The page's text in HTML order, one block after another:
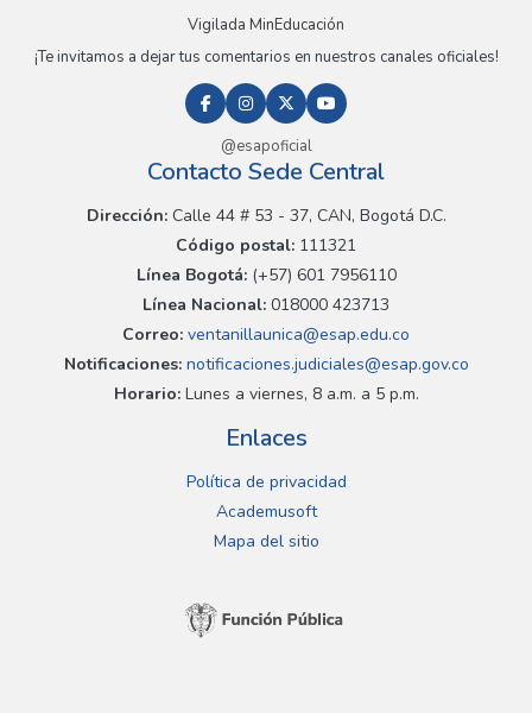
Vigilada MinEducación
¡Te invitamos a dejar tus comentarios en nuestros canales oficiales!
@esapoficial
Contacto Sede Central
Dirección:Calle 44 # 53 - 37, CAN, Bogotá D.C.
Código postal: 111321
Línea Bogotá:(+57) 601 7956110
Línea Nacional: 018000 423713
Correo: ventanillaunica@esap.edu.co
Notificaciones:notificaciones.judiciales@esap.gov.co
Horario:Lunes a viernes, 8 a.m. a 5 p.m.
Enlaces
Política de privacidad
Academusoft
Mapa del sitio